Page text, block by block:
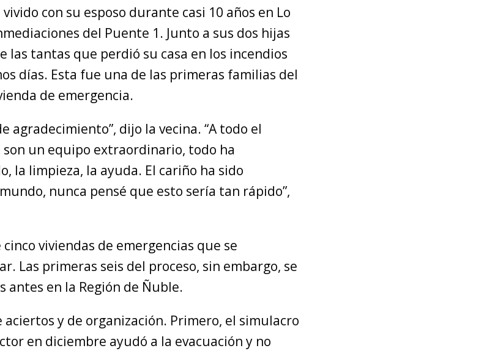
con su esposo durante casi 10 años en Lo
del Puente 1. Junto a sus dos hijas
las tantas que perdió su casa en los incendios
días. Esta fue una de las primeras familias del
de emergencia.
agradecimiento”, dijo la vecina. “A todo el
un equipo extraordinario, todo ha
la limpieza, la ayuda. El cariño ha sido
nunca pensé que esto sería tan rápido”,
viviendas de emergencias que se
Las primeras seis del proceso, sin embargo, se
antes en la Región de Ñuble.
aciertos y de organización. Primero, el simulacro
en diciembre ayudó a la evacuación y no